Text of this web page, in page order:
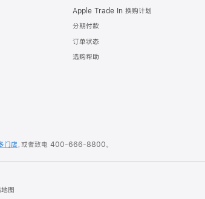
Apple Trade In 换购计划
分期付款
订单状态
选购帮助
门店，或者致电 400-666-8800。
地图